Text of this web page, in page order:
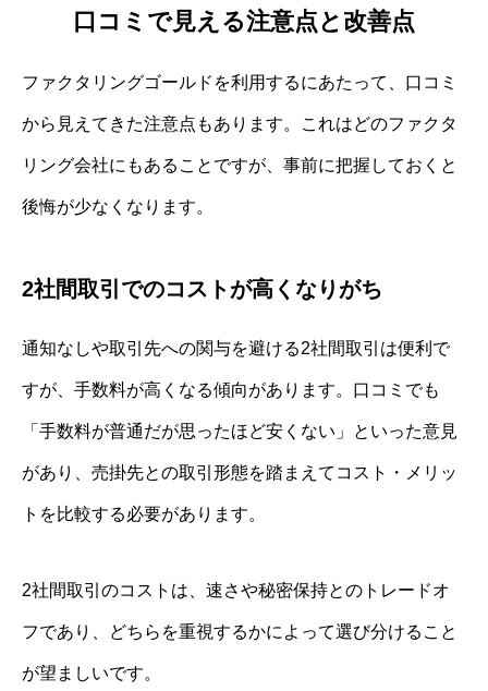
口コミで見える注意点と改善点
ファクタリングゴールドを利用するにあたって、口コミ
から見えてきた注意点もあります。これはどのファクタ
リング会社にもあることですが、事前に把握しておくと
後悔が少なくなります。
2社間取引でのコストが高くなりがち
通知なしや取引先への関与を避ける2社間取引は便利で
すが、手数料が高くなる傾向があります。口コミでも
「手数料が普通だが思ったほど安くない」といった意見
があり、売掛先との取引形態を踏まえてコスト・メリッ
トを比較する必要があります。
2社間取引のコストは、速さや秘密保持とのトレードオ
フであり、どちらを重視するかによって選び分けること
が望ましいです。